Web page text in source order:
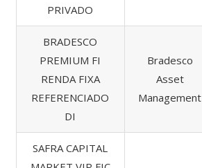
PRIVADO
BRADESCO
PREMIUM FI
RENDA FIXA
REFERENCIADO
DI
Bradesco
Asset
Management
SAFRA CAPITAL